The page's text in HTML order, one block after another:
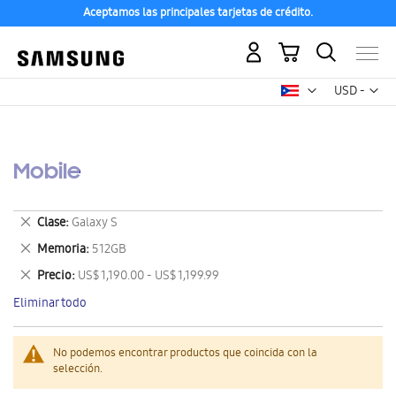
Aceptamos las principales tarjetas de crédito.
USD -
dólar
Mi carrito
Mobile
No podemos encontrar productos que coincida con la
selección.
Clase Galaxy S
Eliminar
este
artículo
Memoria 512GB
Eliminar
este
artículo
Precio US$ 1,190.00 - US$ 1,199.99
Eliminar
este
artículo
Eliminar todo